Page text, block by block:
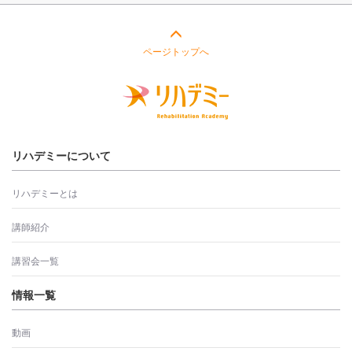
ページトップへ
リハデミーについて
リハデミーとは
講師紹介
講習会一覧
情報一覧
動画